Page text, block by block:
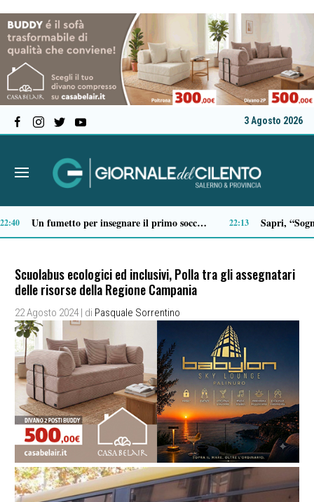
3 Agosto 2026
19:19 Scario, Sorrentino: «Barche troppo vicine alla costa della Molara, più controlli» 19:18
Scuolabus ecologici ed inclusivi, Polla tra gli assegnatari
delle risorse della Regione Campania
22 Agosto 2024 | di Pasquale Sorrentino